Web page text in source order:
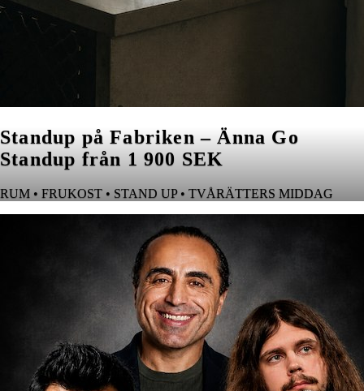
Standup på Fabriken – Änna Go
Standup från 1 900 SEK
RUM • FRUKOST • STAND UP • TVÅRÄTTERS MIDDAG